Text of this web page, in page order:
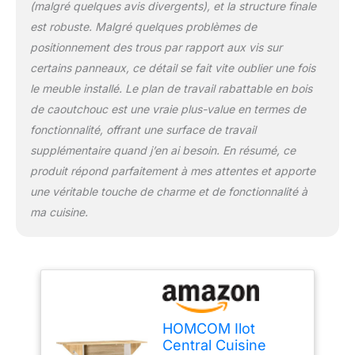
vaisselles. Structure
Solide : Le plateau en
bois d'hévéa est parfait
pour résister à l'usure
Les panneaux latéraux
en panneaux de
particules sont faciles à
nettoyer avec un chiffon
humide. Spécifications :
Dimensions totales : 140l
x 55P x 91H cm; Charge
(malgré quelques avis divergents), et la structure finale
est robuste. Malgré quelques problèmes de
positionnement des trous par rapport aux vis sur
certains panneaux, ce détail se fait vite oublier une fois
le meuble installé. Le plan de travail rabattable en bois
de caoutchouc est une vraie plus-value en termes de
fonctionnalité, offrant une surface de travail
supplémentaire quand j’en ai besoin. En résumé, ce
produit répond parfaitement à mes attentes et apporte
une véritable touche de charme et de fonctionnalité à
ma cuisine.
HOMCOM Ilot
Central Cuisine